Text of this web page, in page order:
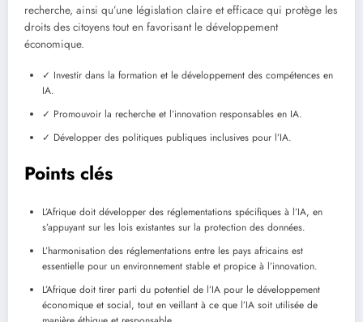
recherche, ainsi qu’une législation claire et efficace qui protège les
droits des citoyens tout en favorisant le développement
économique.
✓ Investir dans la formation et le développement des compétences en
IA.
✓ Promouvoir la recherche et l’innovation responsables en IA.
✓ Développer des politiques publiques inclusives pour l’IA.
Points clés
L’Afrique doit développer des réglementations spécifiques à l’IA, en
s’appuyant sur les lois existantes sur la protection des données.
L’harmonisation des réglementations entre les pays africains est
essentielle pour un environnement stable et propice à l’innovation.
L’Afrique doit tirer parti du potentiel de l’IA pour le développement
économique et social, tout en veillant à ce que l’IA soit utilisée de